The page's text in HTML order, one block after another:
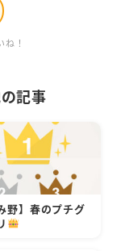
！
記事
野】春のプチグ